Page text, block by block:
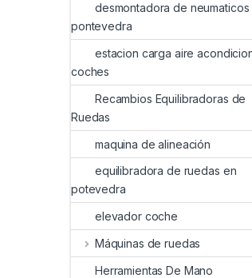
desmontadora de neumaticos
pontevedra
estacion carga aire
coches
Recambios Equilibradoras de
Ruedas
maquina de alineación
equilibradora de ruedas en
potevedra
elevador coche
Máquinas de ruedas
Herramientas De Mano